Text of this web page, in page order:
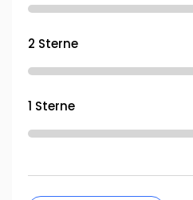
2 Sterne
1 Sterne